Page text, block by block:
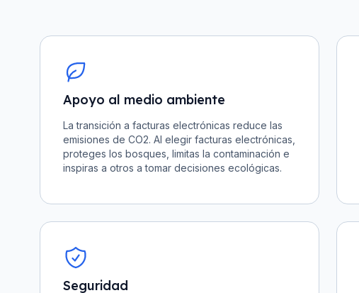
Apoyo al medio ambiente
La transición a facturas electrónicas reduce las
emisiones de CO2. Al elegir facturas electrónicas,
proteges los bosques, limitas la contaminación e
inspiras a otros a tomar decisiones ecológicas.
Seguridad